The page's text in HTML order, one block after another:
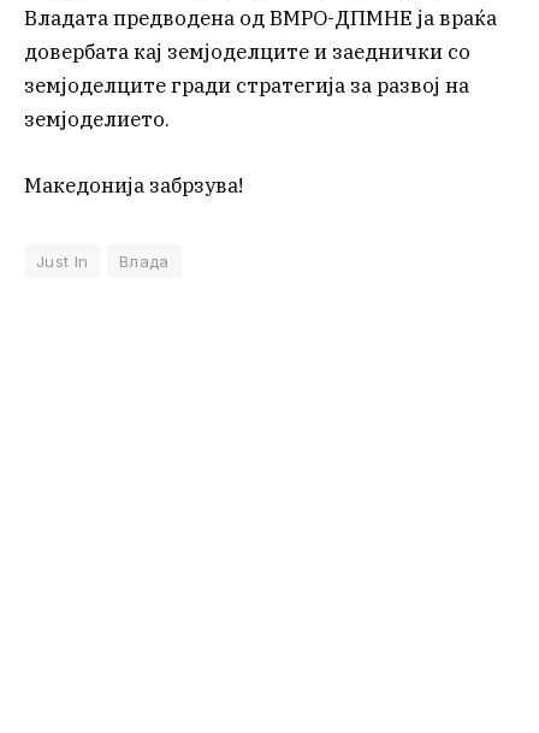
Владата предводена од ВМРО-ДПМНЕ ја враќа
довербата кај земјоделците и заеднички со
земјоделците гради стратегија за развој на
земјоделието.
Македонија забрзува!
Just In Влада